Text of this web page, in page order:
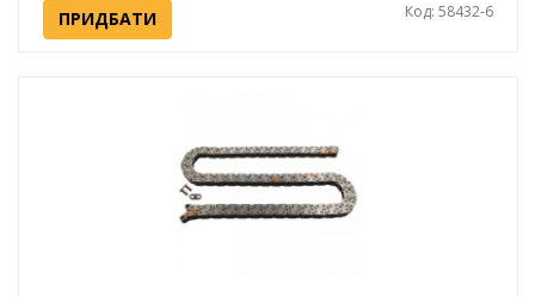
ПРИДБАТИ Код: 58432-6